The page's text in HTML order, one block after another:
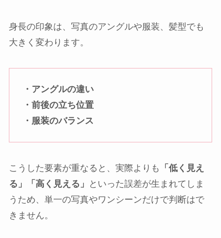
身長の印象は、写真のアングルや服装、髪型でも
大きく変わります。
・アングルの違い
・前後の立ち位置
・服装のバランス
こうした要素が重なると、実際よりも
「低く見え
る」「高く見える」
といった誤差が生まれてしま
うため、単一の写真やワンシーンだけで判断はで
きません。